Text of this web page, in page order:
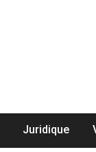
Juridique